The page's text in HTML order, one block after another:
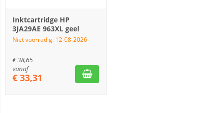
Inktcartridge HP
3JA29AE 963XL geel
Niet voorradig: 12-08-2026
€38,65
vanaf
€ 33,31